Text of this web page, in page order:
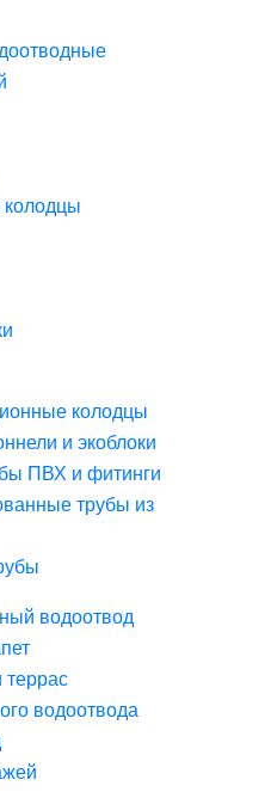
колодцы
и экоблоки
ПВХ и фитинги
трубы из
водоотвод
террас
водоотвода